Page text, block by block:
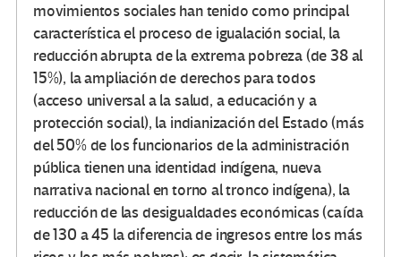
movimientos sociales han tenido como principal
característica el proceso de igualación social, la
reducción abrupta de la extrema pobreza (de 38 al
15%), la ampliación de derechos para todos
(acceso universal a la salud, a educación y a
protección social), la indianización del Estado (más
del 50% de los funcionarios de la administración
pública tienen una identidad indígena, nueva
narrativa nacional en torno al tronco indígena), la
reducción de las desigualdades económicas (caída
de 130 a 45 la diferencia de ingresos entre los más